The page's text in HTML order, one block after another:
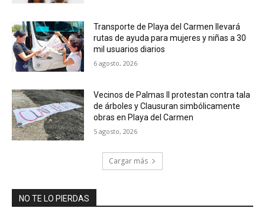
Transporte de Playa del Carmen llevará
rutas de ayuda para mujeres y niñas a 30
mil usuarios diarios
6 agosto, 2026
Vecinos de Palmas II protestan contra tala
de árboles y Clausuran simbólicamente
obras en Playa del Carmen
5 agosto, 2026
Cargar más
NO TE LO PIERDAS